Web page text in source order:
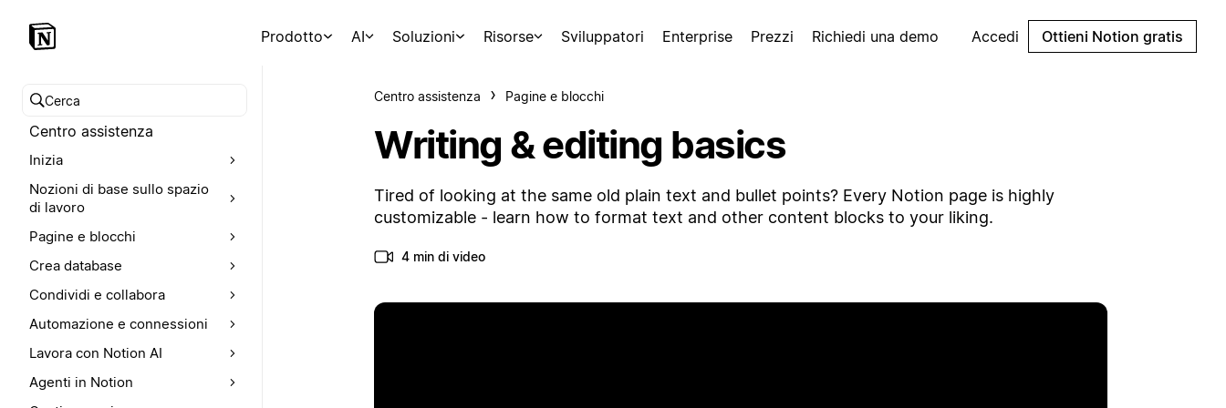
Prodotto AI Soluzioni Risorse Sviluppatori Enterprise Prezzi Richiedi una demo Accedi Ottieni Notion gratis
Cerca nel Centro assistenza
Centro assistenza
Inizia
Nozioni di base sullo spazio
di lavoro
Pagine e blocchi
Crea database
Condividi e collabora
Automazione e connessioni
Lavora con Notion AI
Agenti in Notion
Centro assistenza Pagine e blocchi
Writing & editing basics
Tired of looking at the same old plain text and bullet points? Every Notion page is highly
customizable - learn how to format text and other content blocks to your liking.
4 min di video